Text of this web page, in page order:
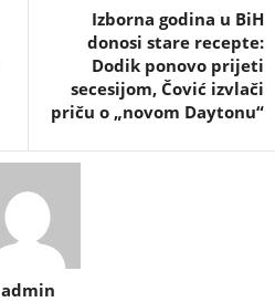
Izborna godina u BiH
donosi stare recepte:
Dodik ponovo prijeti
secesijom, Čović izvlači
priču o „novom Daytonu“
admin